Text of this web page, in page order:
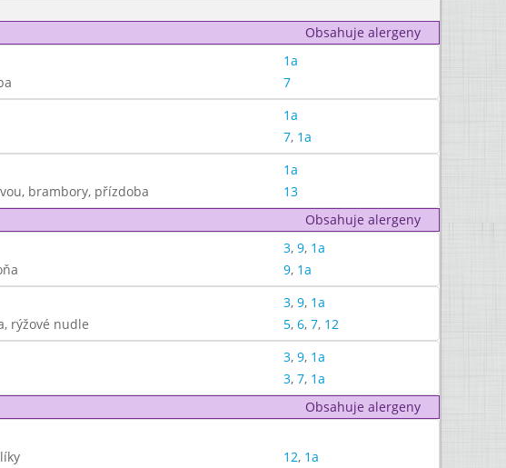
Obsahuje alergeny
1a
7
1a
7, 1a
1a
brambory, přízdoba
13
Obsahuje alergeny
3, 9, 1a
9, 1a
3, 9, 1a
rýžové nudle 5, 6, 7, 12
3, 9, 1a
3, 7, 1a
Obsahuje alergeny
12, 1a